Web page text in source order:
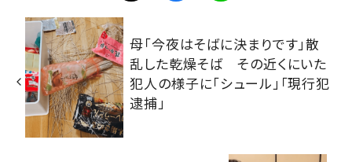
母「今夜はそばに決まりです」散
乱した乾燥そば その近くにいた
犯人の様子に「シュール」「現行犯
逮捕」